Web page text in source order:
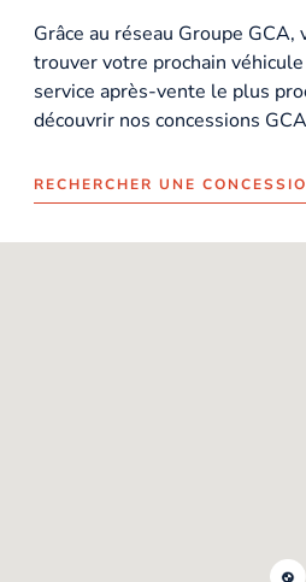
Grâce au réseau Groupe GCA,
trouver votre prochain
service après-vente le plus
découvrir nos concessions GCA
RECHERCHER UNE